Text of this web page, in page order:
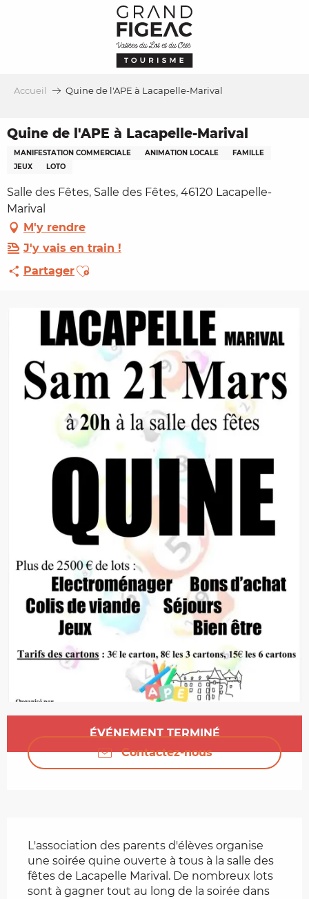
Accueil Quine de l'APE à Lacapelle-Marival
Quine de l'APE à Lacapelle-Marival
MANIFESTATION COMMERCIALE ANIMATION LOCALE
FAMILLE
JEUX
LOTO
Salle des Fêtes, Salle des Fêtes, 46120 Lacapelle-
Marival
M'y rendre
J'y vais en train !
PartagerAjouter aux favoris
Ouverture et coordonnées
ÉVÉNEMENT TERMINÉ
Contactez-nous
L'association des parents d'élèves organise
une soirée quine ouverte à tous à la salle des
fêtes de Lacapelle Marival. De nombreux lots
sont à gagner tout au long de la soirée dans